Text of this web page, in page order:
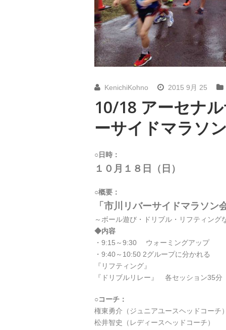
KenichiKohno 2015 9月 25
10/18 アーセナ
ーサイドマラソ
○日時：
１０月１８日（日）
○概要：
「市川リバーサイドマラソン
～ボール遊び・ドリブル・リフティング
◆内容
・9:15～9:30 ウォーミングアップ
・9:40～10:50 2グループに分かれる
『リフティング』
『ドリブルリレー』 各セッション35分
○コーチ：
権東勇介（ジュニアユースヘッドコーチ
松井智史（レディースヘッドコーチ）